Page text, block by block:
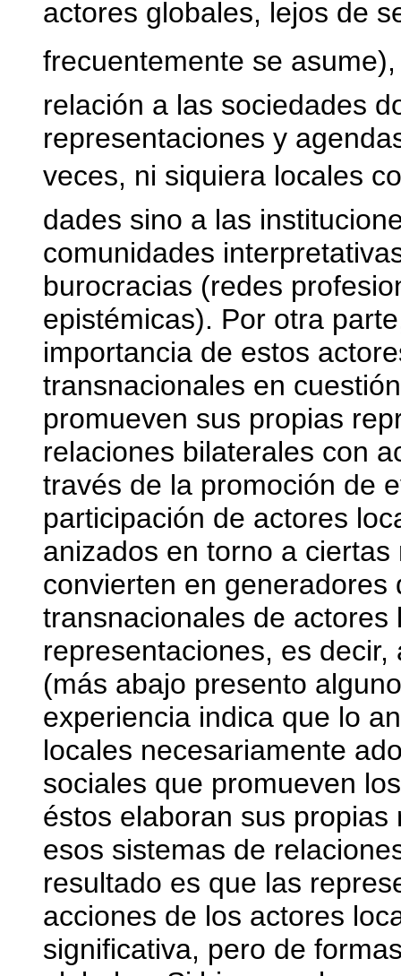
actores globales, lejos de
frecuentemente se asume),
relación a las sociedades
representaciones y
veces, ni siquiera locales
dades sino a las
comunidades
burocracias (redes
epistémicas). Por otra
importancia de estos
transnacionales en
promueven sus propias
relaciones bilaterales con
través de la promoción de
participación de actores
anizados en torno a
convierten en generadores
transnacionales de
representaciones, es
(más abajo presento
experiencia indica que lo
locales necesariamente
sociales que promueven
éstos elaboran sus
esos sistemas de
resultado es que las
acciones de los actores
significativa, pero de